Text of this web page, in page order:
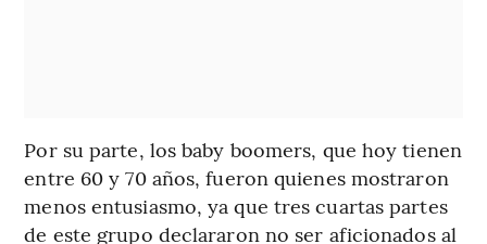
Por su parte, los baby boomers, que hoy tienen
entre 60 y 70 años, fueron quienes mostraron
menos entusiasmo, ya que tres cuartas partes
de este grupo declararon no ser aficionados al